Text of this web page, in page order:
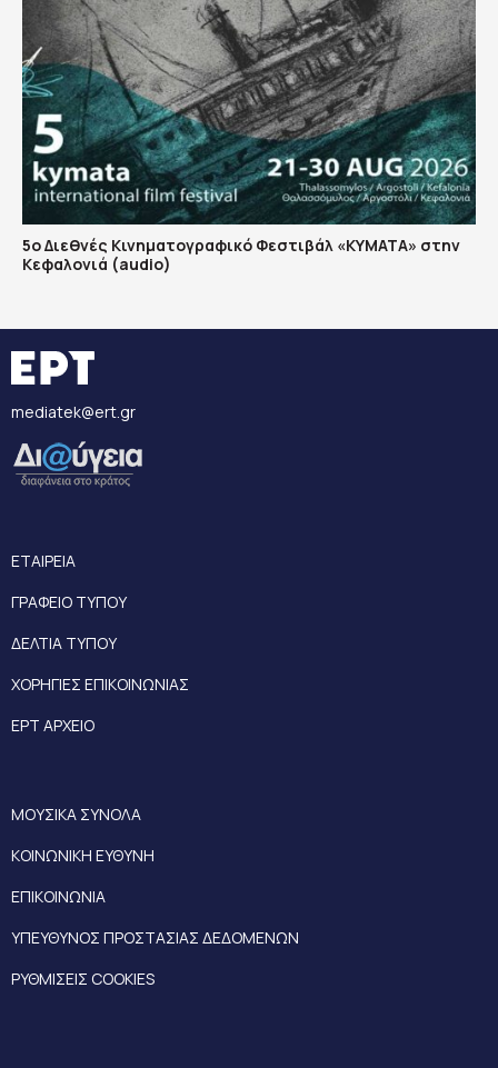
5ο Διεθνές Κινηματογραφικό Φεστιβάλ «ΚΥΜΑΤΑ» στην
Κεφαλονιά (audio)
mediatek@ert.gr
ΕΤΑΙΡΕΙΑ
ΓΡΑΦΕΙΟ ΤΥΠΟΥ
ΔΕΛΤΙΑ ΤΥΠΟΥ
ΧΟΡΗΓΙΕΣ ΕΠΙΚΟΙΝΩΝΙΑΣ
ΕΡΤ ΑΡΧΕΙΟ
ΜΟΥΣΙΚΑ ΣΥΝΟΛΑ
ΚΟΙΝΩΝΙΚΗ ΕΥΘΥΝΗ
ΕΠΙΚΟΙΝΩΝΙΑ
ΥΠΕΥΘΥΝΟΣ ΠΡΟΣΤΑΣΙΑΣ ΔΕΔΟΜΕΝΩΝ
ΡΥΘΜΙΣΕΙΣ COOKIES